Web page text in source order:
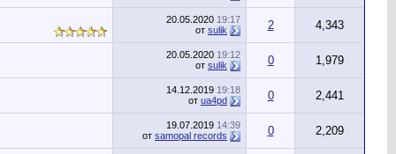
20.05.2020 19:17
от sulik 2 4,343
20.05.2020 19:12
от sulik 0 1,979
14.12.2019 19:18
от ua4pd 0 2,441
19.07.2019 14:39
от samopal records 0 2,209